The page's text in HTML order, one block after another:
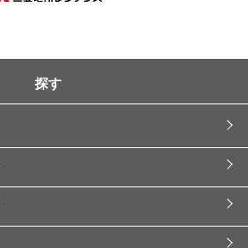
探す